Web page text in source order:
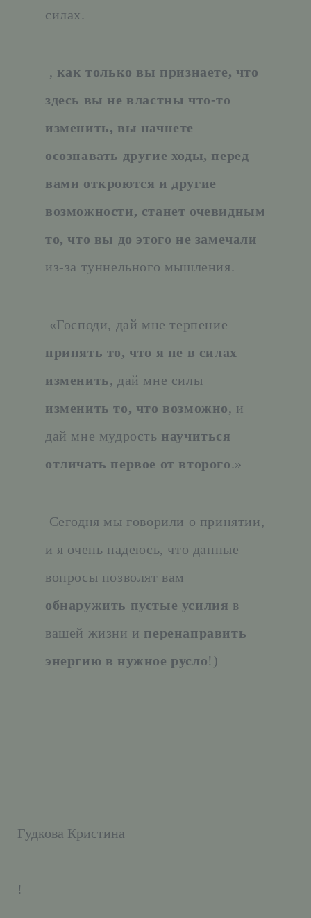
силах.
, как только вы признаете, что
здесь вы не властны что-то
изменить, вы начнете
осознавать другие ходы, перед
вами откроются и другие
возможности, станет очевидным
то, что вы до этого не замечали
из-за туннельного мышления.
«Господи, дай мне терпение
принять то, что я не в силах
изменить, дай мне силы
изменить то, что возможно, и
дай мне мудрость научиться
отличать первое от второго.»
Сегодня мы говорили о принятии,
и я очень надеюсь, что данные
вопросы позволят вам
обнаружить пустые усилия в
вашей жизни и перенаправить
энергию в нужное русло!)
Гудкова Кристина
!